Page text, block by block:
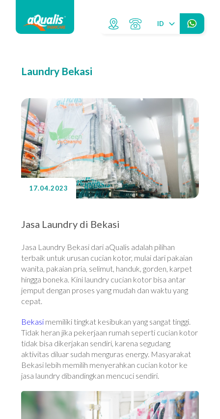
ID
Laundry Bekasi
17.04.2023
Jasa Laundry di Bekasi
Jasa Laundry Bekasi dari aQualis adalah pilihan
terbaik untuk urusan cucian kotor, mulai dari pakaian
wanita, pakaian pria, selimut, handuk, gorden, karpet
hingga boneka. Kini laundry cucian kotor bisa antar
jemput dengan proses yang mudah dan waktu yang
cepat.
Bekasi memiliki tingkat kesibukan yang sangat tinggi.
Tidak heran jika pekerjaan rumah seperti cucian kotor
tidak bisa dikerjakan sendiri, karena segudang
aktivitas diluar sudah menguras energy. Masyarakat
Bekasi lebih memilih menyerahkan cucian kotor ke
jasa laundry dibandingkan mencuci sendiri.